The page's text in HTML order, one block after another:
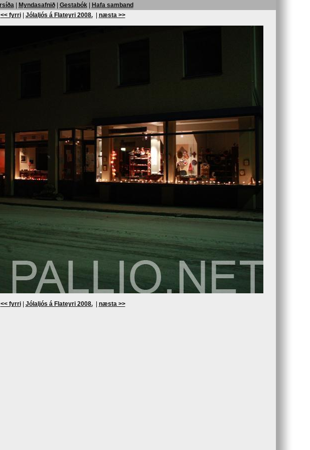
| Myndasafnið| Gestabók|
Hafa samband
<< fyrri| Jólaljós á Flateyri 2008.| næsta >>
<< fyrri| Jólaljós á Flateyri 2008.| næsta >>